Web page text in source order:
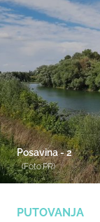
PUTOVANJA
Posavina - 2
(Foto:PR)